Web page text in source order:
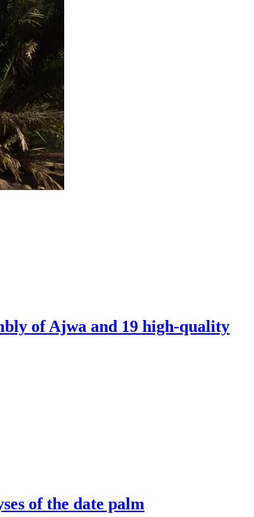
of Ajwa and 19 high-quality
of the date palm